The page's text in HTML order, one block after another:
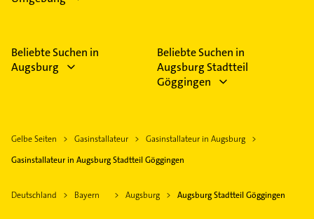
Beliebte Suchen in
Augsburg
Beliebte Suchen in
Augsburg Stadtteil
Göggingen
Gelbe Seiten Gasinstallateur
Gasinstallateur in Augsburg
Gasinstallateur in Augsburg Stadtteil Göggingen
Deutschland Bayern Augsburg Augsburg Stadtteil Göggingen